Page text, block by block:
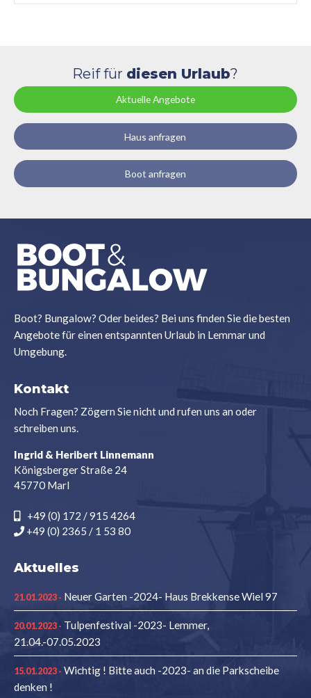
Reif für diesen Urlaub?
Aktuelle Angebote
Haus anfragen
Boot anfragen
Boot? Bungalow? Oder beides? Bei uns finden Sie die besten
Angebote für einen entspannten Urlaub in Lemmar und
Umgebung.
Kontakt
Noch Fragen? Zögern Sie nicht und rufen uns an oder
schreiben uns.
Ingrid & Heribert Linnemann
Königsberger Straße 24
45770 Marl
+49 (0) 172 / 915 4264
+49 (0) 2365 / 1 53 80
Aktuelles
21.01.2023 - Neuer Garten -2024- Haus Brekkense Wiel 97
20.01.2023 - Tulpenfestival -2023- Lemmer,
21.04.-07.05.2023
15.01.2023 - Wichtig ! Bitte auch -2023- an die Parkscheibe
denken !